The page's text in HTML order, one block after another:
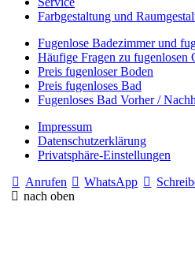
Farbgestaltung und
Fugenlose Badezimmer und
Häufige Fragen zu fugenlosen
Preis fugenloser Boden
Preis fugenloses Bad
Fugenloses Bad Vorher /
Impressum
Datenschutzerklärung
Privatsphäre-Einstellungen
Anrufen
WhatsApp
nach oben